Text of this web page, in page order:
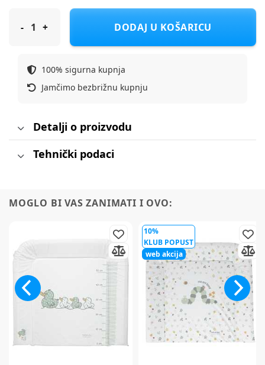
ALBERO MIO podloga za previjanje MM70 soft sloths 432
DODAJ U KOŠARICU
100% sigurna kupnja
Jamčimo bezbrižnu kupnju
Detalji o proizvodu
Tehnički podaci
MOGLO BI VAS ZANIMATI I OVO:
10%
KLUB POPUST
web akcija